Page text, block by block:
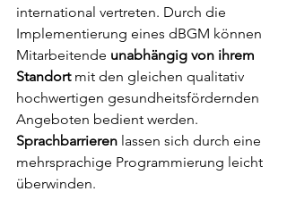
international vertreten. Durch die
Implementierung eines dBGM können
Mitarbeitende unabhängig von ihrem
Standort mit den gleichen qualitativ
hochwertigen gesundheitsfördernden
Angeboten bedient werden.
Sprachbarrieren lassen sich durch eine
mehrsprachige Programmierung leicht
überwinden.